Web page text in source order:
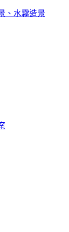
、水霧造景